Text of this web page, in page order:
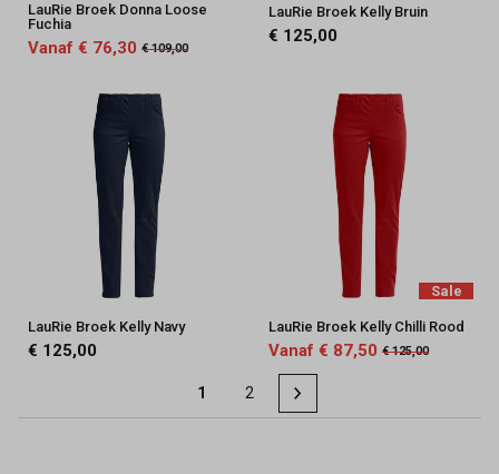
LauRie Broek Donna Loose
Fuchia
Vanaf € 76,30 € 109,00
LauRie Broek Kelly Bruin
€ 125,00
LauRie Broek Kelly Navy
€ 125,00
Sale
LauRie Broek Kelly Chilli Rood
Vanaf € 87,50 € 125,00
1 2